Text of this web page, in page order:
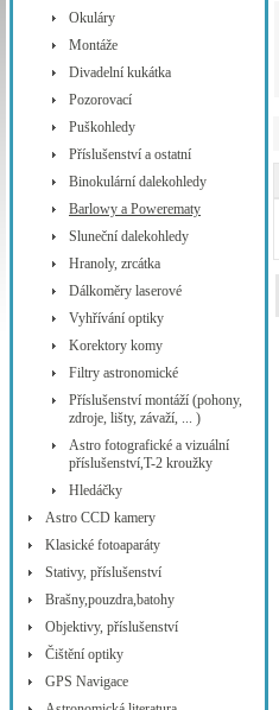
Okuláry
Montáže
Divadelní kukátka
Pozorovací
Puškohledy
Příslušenství a ostatní
Binokulární dalekohledy
Barlowy a Powerematy
Sluneční dalekohledy
Hranoly, zrcátka
Dálkoměry laserové
Vyhřívání optiky
Korektory komy
Filtry astronomické
Příslušenství montáží (pohony,
zdroje, lišty, závaží, ... )
Astro fotografické a vizuální
příslušenství,T-2 kroužky
Hledáčky
Astro CCD kamery
Klasické fotoaparáty
Stativy, příslušenství
Brašny,pouzdra,batohy
Objektivy, příslušenství
Čištění optiky
GPS Navigace